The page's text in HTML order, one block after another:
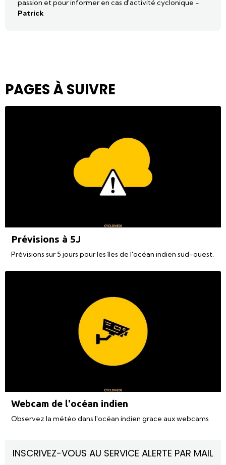
passion et pour informer en cas d'activité cyclonique -
Patrick
PAGES À SUIVRE
Prévisions à 5J
Prévisions sur 5 jours pour les îles de l'océan indien sud-ouest.
Webcam de l'océan indien
Observez la météo dans l'océan indien grace aux webcams
INSCRIVEZ-VOUS AU SERVICE ALERTE PAR MAIL